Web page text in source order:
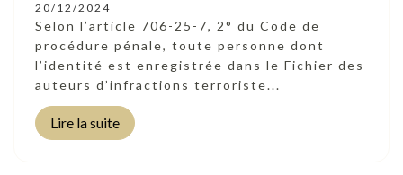
20/12/2024
Selon l’article 706-25-7, 2° du Code de
procédure pénale, toute personne dont
l’identité est enregistrée dans le Fichier des
auteurs d’infractions terroriste...
Lire la suite